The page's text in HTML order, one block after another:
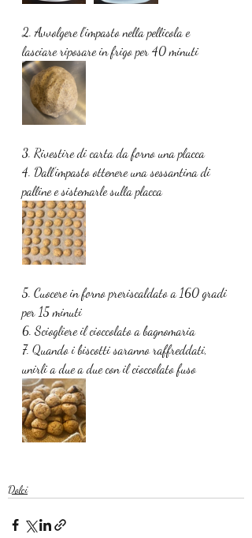
2. Avvolgere l’impasto nella pellicola e
lasciare riposare in frigo per 40 minuti
3. Rivestire di carta da forno una placca
4. Dall’impasto ottenere una sessantina di
palline e sistemarle sulla placca
5. Cuocere in forno preriscaldato a 160 gradi
per 15 minuti
6. Sciogliere il cioccolato a bagnomaria
7. Quando i biscotti saranno raffreddati,
unirli a due a due con il cioccolato fuso
Dolci